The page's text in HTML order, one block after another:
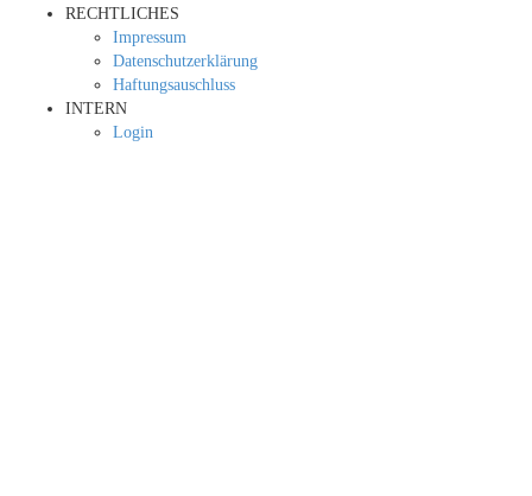
RECHTLICHES
Impressum
Datenschutzerklärung
Haftungsauschluss
INTERN
Login